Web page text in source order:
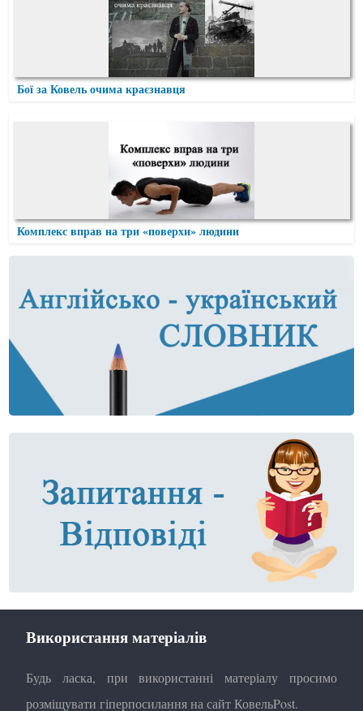
Бої за Ковель очима краєзнавця
Комплекс вправ на три «поверхи» людини
Використання матеріалів
Будь ласка, при використанні матеріалу просимо
розміщувати гіперпосилання на сайт КовельPost.